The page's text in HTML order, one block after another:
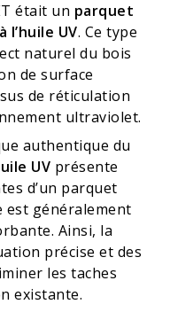
était un parquet
UV. Ce type
naturel du bois
de surface
de réticulation
ultraviolet.
authentique du
UV présente
d’un parquet
est généralement
Ainsi, la
précise et des
les taches
existante.